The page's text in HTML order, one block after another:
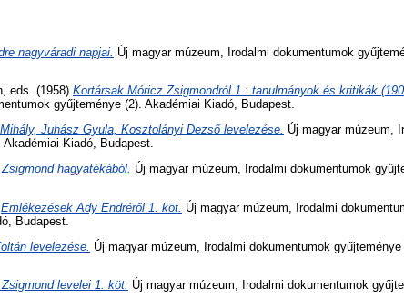
nagyváradi napjai. Új magyar múzeum, Irodalmi dokumentumok
, eds. (1958) Kortársak Móricz Zsigmondról 1.: tanulmányok és kritikák
gyűjteménye (2). Akadémiai Kiadó, Budapest.
Juhász Gyula, Kosztolányi Dezső levelezése. Új magyar múzeum,
Kiadó, Budapest.
hagyatékából.
Új magyar múzeum, Irodalmi dokumentumok
Emlékezések Ady Endréről 1. köt. Új magyar múzeum, Irodalmi
Budapest.
levelezése. Új magyar múzeum, Irodalmi dokumentumok gyűjteménye
levelei 1. köt. Új magyar múzeum, Irodalmi dokumentumok